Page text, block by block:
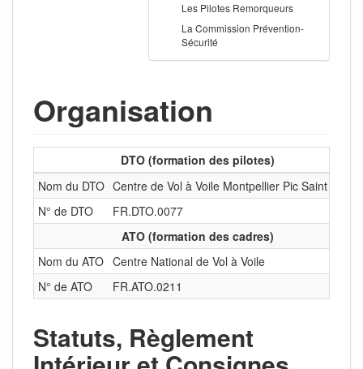
Les Pilotes Remorqueurs
La Commission Prévention-
Sécurité
Organisation
DTO (formation des pilotes)
Nom du DTO Centre de Vol à Voile Montpellier Pic Saint Loup
N° de DTO
FR.DTO.0077
ATO (formation des cadres)
Nom du ATO Centre National de Vol à Voile
N° de ATO
FR.ATO.0211
Statuts, Règlement